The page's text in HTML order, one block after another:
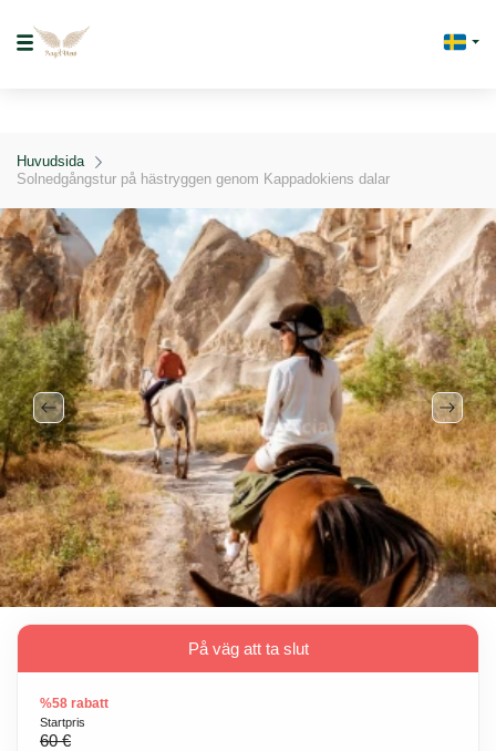
Huvudsida
Solnedgångstur på hästryggen genom Kappadokiens dalar
På väg att ta slut
%58 rabatt
Startpris
60 €